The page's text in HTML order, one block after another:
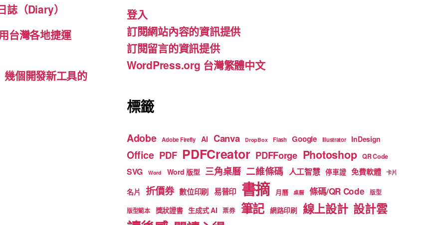
（Diary）
台灣各地捷運
個開發新工具的
o
o
k
m b
e
登入
訂閱網站內容的資訊提供
訂閱留言的資訊提供
WordPress.org 台灣繁體中文
標籤
Adobe Adobe Firefly AI Canva DropBox Flash Google Illustrator InDesign
Office PDF PDFCreator PDFForge Photoshop QR Code
SVG Word Word 版型 三角桌曆 二維條碼 人工智慧 停車證 免費軟體 卡片
名片 折價券 數位印刷 易普印 書摘 月曆 桌曆 條碼/QR Code 版型
版型範本 獎狀證書 生成式 AI 票券 筆記 網路印刷 線上設計 設計雲